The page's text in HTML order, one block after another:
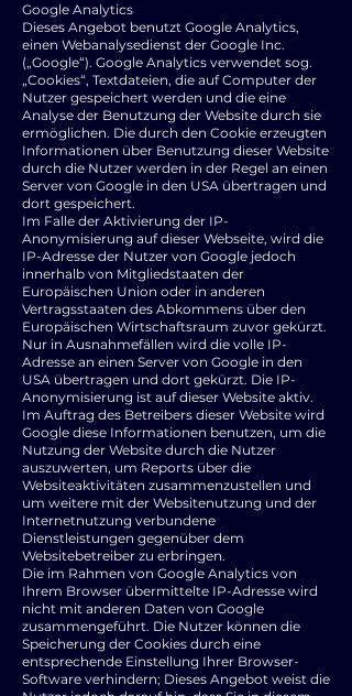
Google Analytics
Dieses Angebot benutzt Google Analytics,
einen Webanalysedienst der Google Inc.
(„Google“). Google Analytics verwendet sog.
„Cookies“, Textdateien, die auf Computer der
Nutzer gespeichert werden und die eine
Analyse der Benutzung der Website durch sie
ermöglichen. Die durch den Cookie erzeugten
Informationen über Benutzung dieser Website
durch die Nutzer werden in der Regel an einen
Server von Google in den USA übertragen und
dort gespeichert.
Im Falle der Aktivierung der IP-
Anonymisierung auf dieser Webseite, wird die
IP-Adresse der Nutzer von Google jedoch
innerhalb von Mitgliedstaaten der
Europäischen Union oder in anderen
Vertragsstaaten des Abkommens über den
Europäischen Wirtschaftsraum zuvor gekürzt.
Nur in Ausnahmefällen wird die volle IP-
Adresse an einen Server von Google in den
USA übertragen und dort gekürzt. Die IP-
Anonymisierung ist auf dieser Website aktiv.
Im Auftrag des Betreibers dieser Website wird
Google diese Informationen benutzen, um die
Nutzung der Website durch die Nutzer
auszuwerten, um Reports über die
Websiteaktivitäten zusammenzustellen und
um weitere mit der Websitenutzung und der
Internetnutzung verbundene
Dienstleistungen gegenüber dem
Websitebetreiber zu erbringen.
Die im Rahmen von Google Analytics von
Ihrem Browser übermittelte IP-Adresse wird
nicht mit anderen Daten von Google
zusammengeführt. Die Nutzer können die
Speicherung der Cookies durch eine
entsprechende Einstellung Ihrer Browser-
Software verhindern; Dieses Angebot weist die